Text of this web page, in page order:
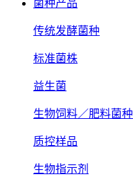
菌种产品
传统发酵菌种
标准菌株
益生菌
生物饲料／肥料菌种
质控样品
生物指示剂